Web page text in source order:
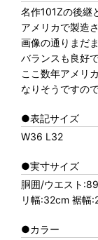
名作101Zの後継
アメリカで製造
画像の通りまだ
バランスも良好で
ここ数年アメリ
なりそうですの
●表記サイズ
W36 L32
●実寸サイズ
胴囲/ウエスト
リ幅:32cm 裾幅
●カラー